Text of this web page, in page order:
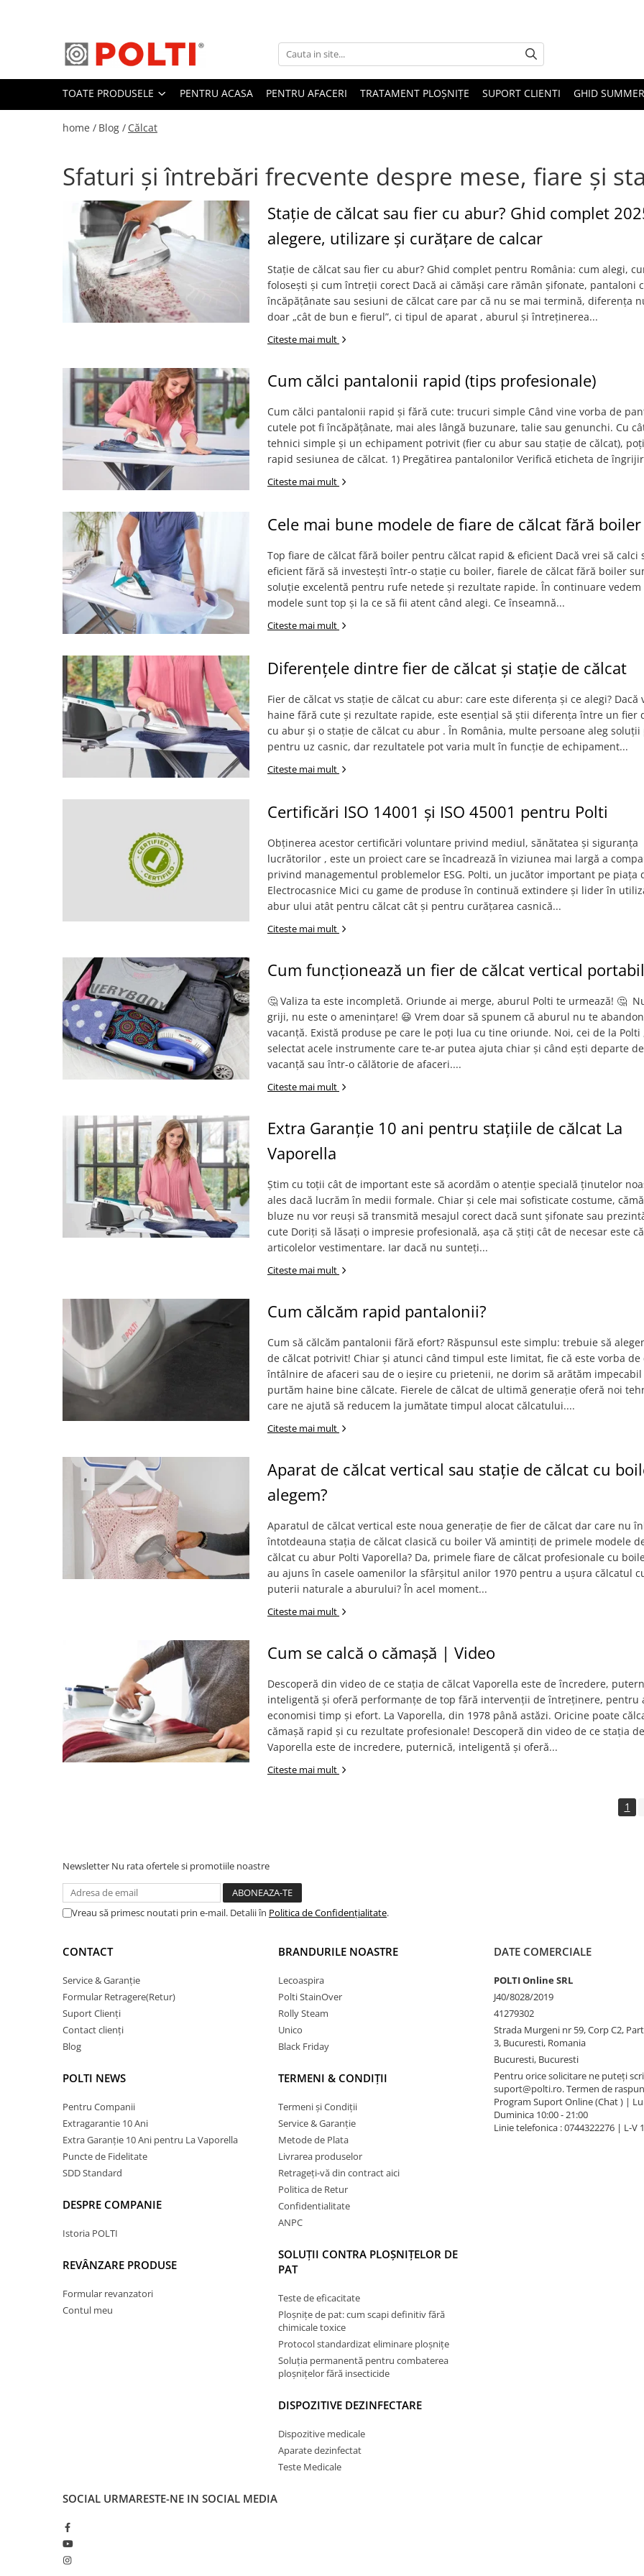
Toate Produsele
Aparate Medicale
Aspiratoare profesionale
Aspiratoare cu abur
Aspiratoare cu spălare
Aspiratoare fara sac
Aspiratoare cu apa
Aspirator profesional
Aspiratoare robot
Masa | Statie de calcat
Aparate de calcat vertical
Mese de calcat profesionale
Fiare de calcat cu abur
Statii de calcat profesionale
Cafea și espressoare
Espresoare cu capsule
Cafea capsule
Espresoare cafea
Cafea paduri ESE 44
Aparate de curatat cu abur
Mop cu abur
Curatator aburi
Solutii pentru plosnite
Accesorii & Consumabile
Accesorii statii de calcat
Accesorii curatatoare cu abur
Accesorii aspiratoare
Accesorii dispozitive profesionale
Carduri Cadou
TOATE PRODUSELE PENTRU ACASA PENTRU AFACERI TRATAMENT PLOȘNIȚE SUPORT CLIENTI GHID
home / Blog / Călcat
Sfaturi și întrebări frecvente despre mese, fiare și
Stație de călcat sau fier cu abur? Ghid complet
alegere, utilizare și curățare de calcar
Stație de călcat sau fier cu abur? Ghid complet pentru România: cum alegi,
folosești și cum întreții corect Dacă ai cămăși care rămân șifonate, pantaloni
încăpățânate sau sesiuni de călcat care par că nu se mai termină, diferența
doar „cât de bun e fierul”, ci tipul de aparat , aburul și întreținerea...
Citeste mai mult
Cum călci pantalonii rapid (tips profesionale)
Cum călci pantalonii rapid și fără cute: trucuri simple Când vine vorba de
cutele pot fi încăpățânate, mai ales lângă buzunare, talie sau genunchi. Cu
tehnici simple și un echipament potrivit (fier cu abur sau stație de călcat),
rapid sesiunea de călcat. 1) Pregătirea pantalonilor Verifică eticheta de
Citeste mai mult
Cele mai bune modele de fiare de călcat fără boiler
Top fiare de călcat fără boiler pentru călcat rapid & eficient Dacă vrei să calci
eficient fără să investești într-o stație cu boiler, fiarele de călcat fără boiler
soluție excelentă pentru rufe netede și rezultate rapide. În continuare vedem
modele sunt top și la ce să fii atent când alegi. Ce înseamnă...
Citeste mai mult
Diferențele dintre fier de călcat și stație de călcat
Fier de călcat vs stație de călcat cu abur: care este diferența și ce alegi? Dacă
haine fără cute și rezultate rapide, este esențial să știi diferența între un fier
cu abur și o stație de călcat cu abur . În România, multe persoane aleg soluții
pentru uz casnic, dar rezultatele pot varia mult în funcție de echipament...
Citeste mai mult
Certificări ISO 14001 și ISO 45001 pentru Polti
Obținerea acestor certificări voluntare privind mediul, sănătatea și siguranța
lucrătorilor , este un proiect care se încadrează în viziunea mai largă a
privind managementul problemelor ESG. Polti, un jucător important pe piața
Electrocasnice Mici cu game de produse în continuă extindere și lider în
abur ului atât pentru călcat cât și pentru curățarea casnică...
Citeste mai mult
Cum funcționează un fier de călcat vertical
🤔 ​Valiza ta este incompletă. Oriunde ai merge, aburul Polti te urmează! 🤔
griji, nu este o amenințare! 😃 Vrem doar să spunem că aburul nu te
vacanță. Există produse pe care le poți lua cu tine oriunde. Noi, cei de la Polti
selectat acele instrumente care te-ar putea ajuta chiar și când ești departe
vacanță sau într-o călătorie de afaceri....
Citeste mai mult
Extra Garanție 10 ani pentru stațiile de călcat La
Vaporella
Știm cu toții cât de important este să acordăm o atenție specială ținutelor
ales dacă lucrăm în medii formale. Chiar și cele mai sofisticate costume,
bluze nu vor reuși să transmită mesajul corect dacă sunt șifonate sau
cute Doriți să lăsați o impresie profesională, așa că știți cât de necesar este
articolelor vestimentare. Iar dacă nu sunteți...
Citeste mai mult
Cum călcăm rapid pantalonii?
Cum să călcăm pantalonii fără efort? Răspunsul este simplu: trebuie să
de călcat potrivit! Chiar și atunci când timpul este limitat, fie că este vorba de
întâlnire de afaceri sau de o ieșire cu prietenii, ne dorim să arătăm impecabil
purtăm haine bine călcate. Fierele de călcat de ultimă generație oferă noi
care ne ajută să reducem la jumătate timpul alocat călcatului....
Citeste mai mult
Aparat de călcat vertical sau stație de călcat cu
alegem?
Aparatul de călcat vertical este noua generație de fier de călcat dar care nu
întotdeauna stația de călcat clasică cu boiler Vă amintiți de primele modele
călcat cu abur Polti Vaporella? Da, primele fiare de călcat profesionale cu
au ajuns în casele oamenilor la sfârșitul anilor 1970 pentru a ușura călcatul
puterii naturale a aburului? În acel moment...
Citeste mai mult
Cum se calcă o cămașă | Video
Descoperă din video de ce stația de călcat Vaporella este de încredere,
inteligentă și oferă performanțe de top fără intervenții de întreținere, pentru
economisi timp și efort. La Vaporella, din 1978 până astăzi. Oricine poate
cămașă rapid și cu rezultate profesionale! Descoperă din video de ce stația
Vaporella este de incredere, puternică, inteligentă și oferă...
Citeste mai mult
1
Newsletter Nu rata ofertele si promotiile noastre
Vreau să primesc noutati prin e-mail. Detalii în Politica de Confidențialitate.
CONTACT
Service & Garanție
Formular Retragere(Retur)
Suport Clienți
Contact clienți
Blog
POLTI NEWS
Pentru Companii
Extragarantie 10 Ani
Extra Garanție 10 Ani pentru La Vaporella
Puncte de Fidelitate
SDD Standard
DESPRE COMPANIE
Istoria POLTI
REVÂNZARE PRODUSE
Formular revanzatori
Contul meu
BRANDURILE NOASTRE
Lecoaspira
Polti StainOver
Rolly Steam
Unico
Black Friday
TERMENI & CONDIȚII
Termeni și Condiții
Service & Garanție
Metode de Plata
Livrarea produselor
Retrageți-vă din contract aici
Politica de Retur
Confidentialitate
ANPC
SOLUȚII CONTRA PLOȘNIȚELOR DE
PAT
Teste de eficacitate
Ploșnițe de pat: cum scapi definitiv fără
chimicale toxice
Protocol standardizat eliminare ploșnițe
Soluția permanentă pentru combaterea
ploșnițelor fără insecticide
DISPOZITIVE DEZINFECTARE
Dispozitive medicale
Aparate dezinfectat
Teste Medicale
DATE COMERCIALE
POLTI Online SRL
J40/8028/2019
41279302
Strada Murgeni nr 59, Corp C2,
3, Bucuresti, Romania
Bucuresti, Bucuresti
Pentru orice solicitare ne puteți
suport@polti.ro. Termen de
Program Suport Online (Chat ) |
Duminica 10:00 - 21:00
Linie telefonica : 0744322276 | L-V
SOCIAL URMARESTE-NE IN SOCIAL MEDIA